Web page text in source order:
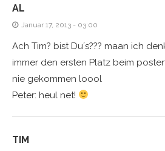
AL
Januar 17, 2013 - 03:00
Ach Tim? bist Du´s??? maan ich
immer den ersten Platz beim
nie gekommen loool
Peter: heul net!
TIM